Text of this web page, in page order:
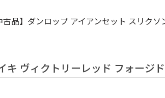
古品】ダンロップ アイアンセット スリク
キ ヴィクトリーレッド フォージ